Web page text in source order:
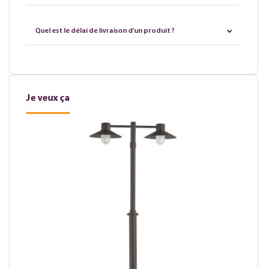
Quel est le délai de livraison d'un produit ?
Je veux ça